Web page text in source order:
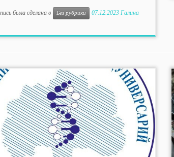
была сделана в Без рубрики 07.12.2023 Галина